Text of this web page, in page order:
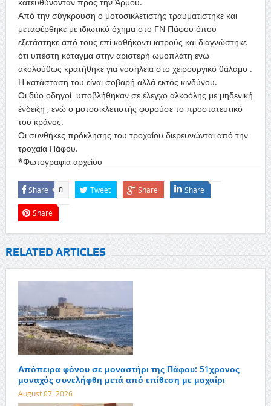
Από την σύγκρουση ο μοτοσικλετιστής τραυματίστηκε και
μεταφέρθηκε με ιδιωτικό όχημα στο ΓΝ Πάφου όπου
εξετάστηκε από τους επί καθήκοντι ιατρούς και διαγνώστηκε
ότι υπέστη κάταγμα στην αριστερή ωμοπλάτη ενώ
ακολούθως κρατήθηκε για νοσηλεία στο χειρουργικό θάλαμο .
Η κατάσταση του είναι σοβαρή αλλά εκτός κινδύνου.
Οι δύο οδηγοί υποβλήθηκαν σε έλεγχο αλκοόλης με μηδενική
ένδειξη , ενώ ο μοτοσικλετιστής φορούσε το προστατευτικό
του κράνος.
Οι συνθήκες πρόκλησης του τροχαίου διερευνώνται από την
τροχαία Πάφου.
*Φωτογραφία αρχείου
Share 0 Tweet Share Share
Share
RELATED ARTICLES
Απόπειρα φόνου σε μοναστήρι της Πάφου: 51χρονος
μοναχός συνελήφθη μετά από επίθεση με μαχαίρι
August 07, 2026